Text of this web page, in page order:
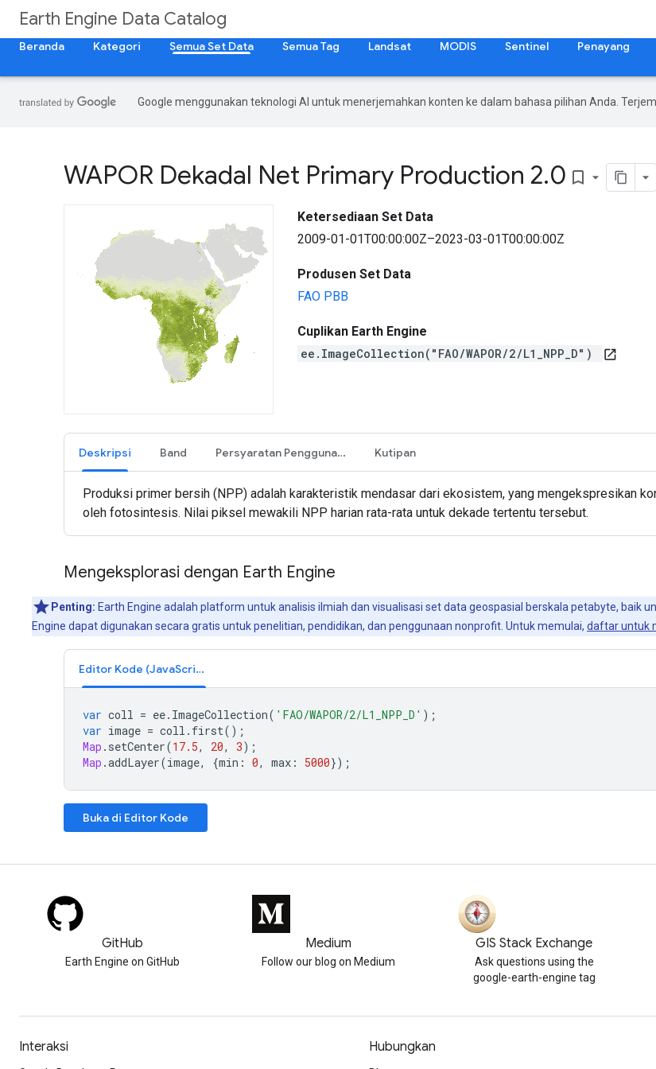
Earth Engine Data Catalog
Beranda
Kategori Semua Set Data Semua Tag Landsat MODIS Sentinel Penayang
Google menggunakan teknologi AI untuk menerjemahkan konten ke dalam bahasa pilihan Anda.
WAPOR Dekadal Net Primary Production 2.0 bookmark_border
Ketersediaan Set Data
2009-01-01T00:00:00Z–2023-03-01T00:00:00Z
Produsen Set Data
FAO PBB
Cuplikan Earth Engine
ee.ImageCollection("FAO/WAPOR/2/L1_NPP_D")
open_in_new
Deskripsi Band Persyaratan Penggunaan Kutipan
Produksi primer bersih (NPP) adalah karakteristik mendasar dari ekosistem, yang mengekspresikan
oleh fotosintesis. Nilai piksel mewakili NPP harian rata-rata untuk dekade tertentu tersebut.
Mengeksplorasi dengan Earth Engine
Penting: Earth Engine adalah platform untuk analisis ilmiah dan visualisasi set data geospasial berskala petabyte, baik
Engine dapat digunakan secara gratis untuk penelitian, pendidikan, dan penggunaan nonprofit. Untuk memulai, daftar untuk
Editor Kode (JavaScript)
var coll = ee. ImageCollection( 'FAO/WAPOR/2/L1_NPP_D' );
var image = coll . first();
Map . setCenter(17.5, 20, 3);
Map .addLayer(image, {min : 0, max : 5000});
Buka di Editor Kode
GitHub
Earth Engine on GitHub
Medium
Follow our blog on Medium
GIS Stack Exchange
Ask questions using the
google-earth-engine tag
Interaksi Hubungkan